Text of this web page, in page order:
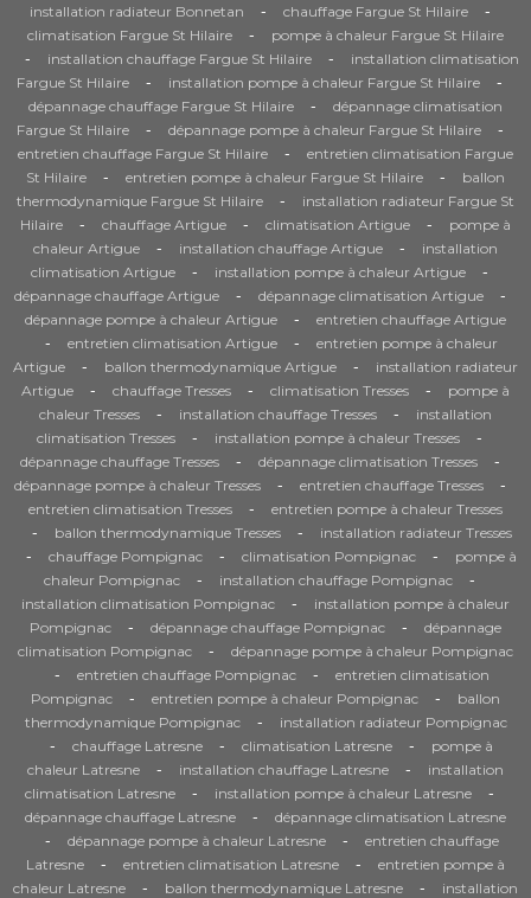
installation radiateur Bonnetan - chauffage Fargue St Hilaire -
climatisation Fargue St Hilaire - pompe à chaleur Fargue St Hilaire
- installation chauffage Fargue St Hilaire -
installation climatisation
Fargue St Hilaire
- installation pompe à chaleur Fargue St Hilaire -
dépannage chauffage Fargue St Hilaire -
dépannage climatisation
Fargue St Hilaire
- dépannage pompe à chaleur Fargue St Hilaire -
entretien chauffage Fargue St Hilaire -
entretien climatisation Fargue
St Hilaire
- entretien pompe à chaleur Fargue St Hilaire -
ballon
thermodynamique Fargue St Hilaire
-
installation radiateur Fargue St
Hilaire
- chauffage Artigue - climatisation Artigue -
pompe à
chaleur Artigue
- installation chauffage Artigue -
installation
climatisation Artigue
- installation pompe à chaleur Artigue -
dépannage chauffage Artigue - dépannage climatisation Artigue -
dépannage pompe à chaleur Artigue - entretien chauffage Artigue
- entretien climatisation Artigue -
entretien pompe à chaleur
Artigue
- ballon thermodynamique Artigue -
installation radiateur
Artigue
- chauffage Tresses - climatisation Tresses -
pompe à
chaleur Tresses
- installation chauffage Tresses -
installation
climatisation Tresses
- installation pompe à chaleur Tresses -
dépannage chauffage Tresses - dépannage climatisation Tresses -
dépannage pompe à chaleur Tresses - entretien chauffage Tresses -
entretien climatisation Tresses - entretien pompe à chaleur Tresses
- ballon thermodynamique Tresses - installation radiateur Tresses
- chauffage Pompignac - climatisation Pompignac -
pompe à
chaleur Pompignac
- installation chauffage Pompignac -
installation climatisation Pompignac -
installation pompe à chaleur
Pompignac
- dépannage chauffage Pompignac -
dépannage
climatisation Pompignac
- dépannage pompe à chaleur Pompignac
- entretien chauffage Pompignac -
entretien climatisation
Pompignac
- entretien pompe à chaleur Pompignac -
ballon
thermodynamique Pompignac
- installation radiateur Pompignac
- chauffage Latresne - climatisation Latresne -
pompe à
chaleur Latresne
- installation chauffage Latresne -
installation
climatisation Latresne
- installation pompe à chaleur Latresne -
dépannage chauffage Latresne - dépannage climatisation Latresne
- dépannage pompe à chaleur Latresne -
entretien chauffage
Latresne
- entretien climatisation Latresne -
entretien pompe à
chaleur Latresne
- ballon thermodynamique Latresne -
installation